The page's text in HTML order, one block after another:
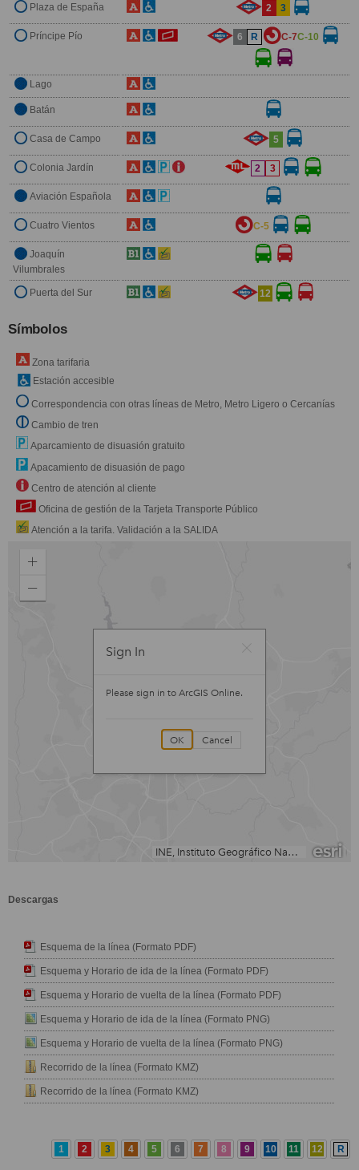
Plaza de España 2 3
Príncipe Pío 6 R C-7C-10
Lago
Batán
Casa de Campo 5
Colonia Jardín 2 3
Aviación Española
Cuatro Vientos C-5
Joaquín
Vilumbrales
Puerta del Sur 12
Símbolos
Zona tarifaria
Estación accesible
Correspondencia con otras líneas de Metro, Metro Ligero o Cercanías
Cambio de tren
Aparcamiento de disuasión gratuito
Apacamiento de disuasión de pago
Centro de atención al cliente
Oficina de gestión de la Tarjeta Transporte Público
Atención a la tarifa. Validación a la SALIDA
Descargas
Esquema de la línea (Formato PDF)
Esquema y Horario de ida de la línea (Formato PDF)
Esquema y Horario de vuelta de la línea (Formato PDF)
Esquema y Horario de ida de la línea (Formato PNG)
Esquema y Horario de vuelta de la línea (Formato PNG)
Recorrido de la línea (Formato KMZ)
Recorrido de la línea (Formato KMZ)
1 2 3 4 5 6 7 8 9 10 11 12 R